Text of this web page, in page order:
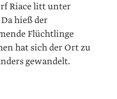
Riace litt unter
hieß der
Flüchtlinge
hat sich der Ort zu
gewandelt.